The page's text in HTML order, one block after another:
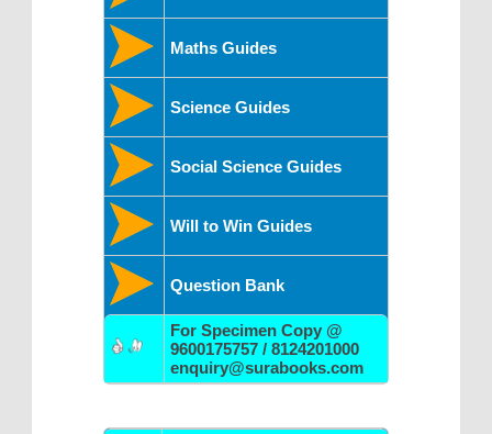
Maths Guides
Science Guides
Social Science Guides
Will to Win Guides
Question Bank
For Specimen Copy @
9600175757 / 8124201000
enquiry@surabooks.com